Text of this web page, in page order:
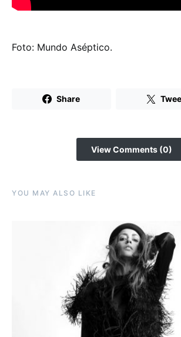
Foto: Mundo Aséptico.
Share
View Comments (0)
YOU MAY ALSO LIKE